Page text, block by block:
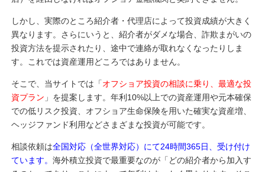
しかし、実際のところ紹介者・代理店によって投資成績が大きく
異なります。さらにいうと、紹介者がダメな場合、詐欺まがいの
投資方法を提示されたり、途中で連絡が取れなくなったりしま
す。これでは資産運用どころではありません。
そこで、当サイトでは「オフショア投資の相談に乗り、最適な投
資プラン 」を提案します。年利10%以上での資産運用や元本確保
での低リスク投資、オフショア生命保険を用いた確実な資産増、
ヘッジファンド利用などさまざまな投資が可能です。
相談依頼は全国対応（全世界対応）にて24時間365日、受け付け
ています。 海外積立投資で最重要なのが「どの紹介者から加入す